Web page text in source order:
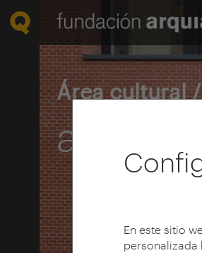
En este sitio
personalizada
Área cultural /
arquia/